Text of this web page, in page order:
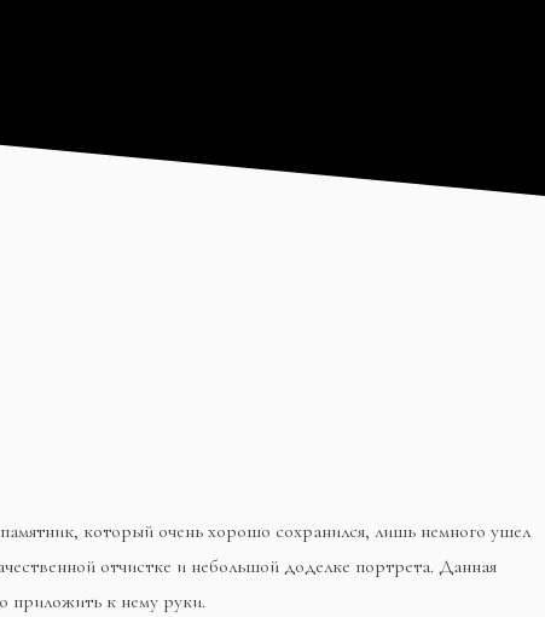
который очень хорошо сохранился, лишь немного ушел
отчистке и небольшой доделке портрета. Данная
приложить к нему руки.